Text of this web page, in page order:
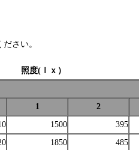
さい。
照度(ｌｘ）
1 2
1500 395
1850 485